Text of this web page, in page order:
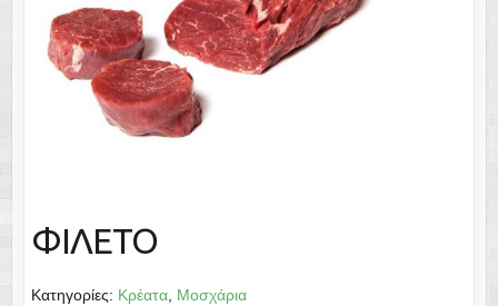
ΦΙΛΕΤΟ
Κατηγορίες: Κρέατα, Μοσχάρια